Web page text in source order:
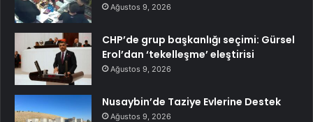
Ağustos 9, 2026
CHP’de grup başkanlığı seçimi: Gürsel
Erol’dan ‘tekelleşme’ eleştirisi
Ağustos 9, 2026
Nusaybin’de Taziye Evlerine Destek
Ağustos 9, 2026